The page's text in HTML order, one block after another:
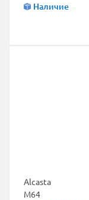
Наличие
Alcasta
M64